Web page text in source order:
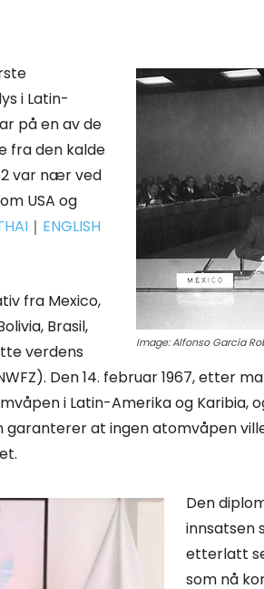
Image: Alfonso García
i Latin-
på en av de
fra den kalde
var nær ved
USA og
｜ ENGLISH
fra Mexico,
Brasil,
verdens
Den 14. februar 1967, etter
i Latin-Amerika og Karibia,
garanterer at ingen atomvåpen
Den
innsatsen
etterlatt
som nå